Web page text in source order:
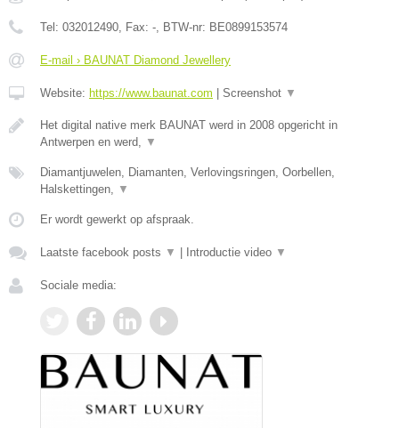
Tel: 032012490 , Fax: - , BTW-nr: BE0899153574
E-mail › BAUNAT Diamond Jewellery
Website: https://www.baunat.com Screenshot ▼
Het digital native merk BAUNAT werd in 2008 opgericht in
Antwerpen en werd,
▼
Diamantjuwelen, Diamanten, Verlovingsringen, Oorbellen,
Halskettingen,
▼
Er wordt gewerkt op afspraak.
Laatste facebook posts ▼ Introductie video ▼
Sociale media: